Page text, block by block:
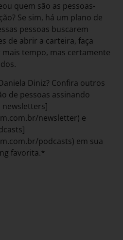
quem são as pessoas-
Se sim, há um plano de
pessoas buscarem
de abrir a carteira, faça
mais tempo, mas certamente
Diniz? Confira outros
de pessoas assinando
newsletter) e
podcasts) em sua
favorita.*